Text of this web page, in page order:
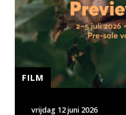
vrijdag 12 juni 2026
FILM